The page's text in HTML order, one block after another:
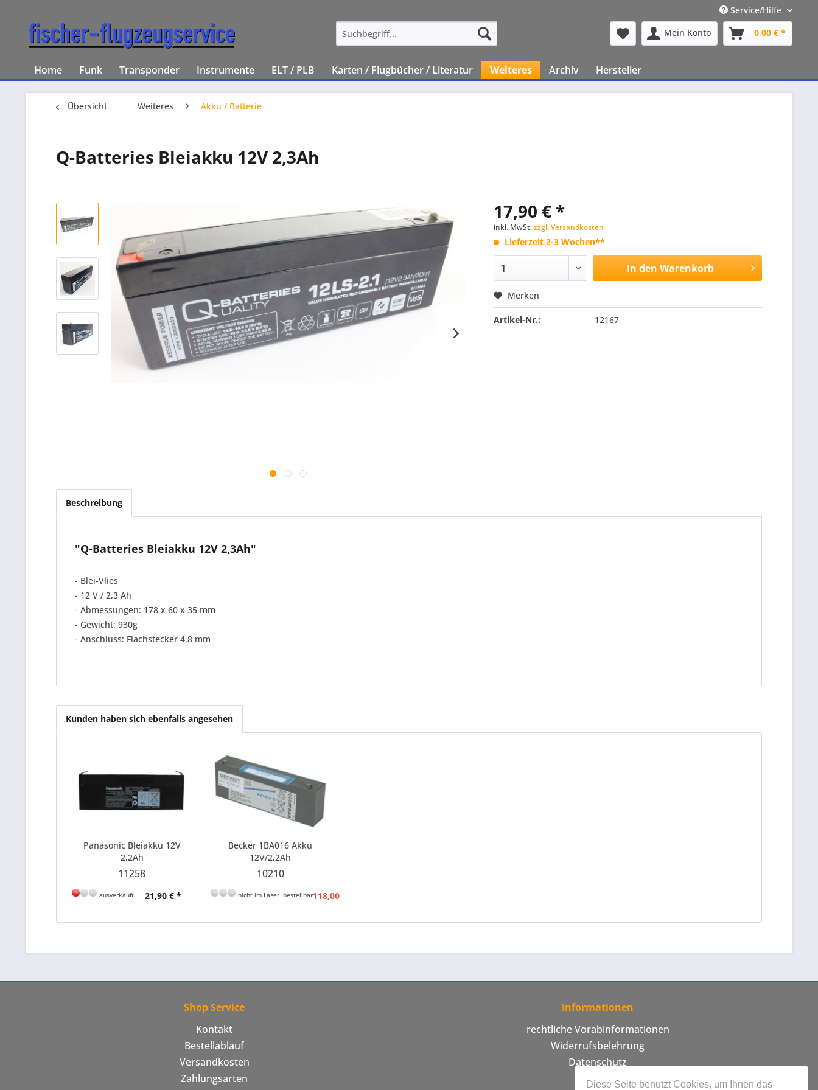
Diese Seite benutzt Cookies, um Ihnen das
Service/Hilfe
Mein Konto
0,00 € *
Home Funk Transponder Instrumente ELT / PLB Karten / Flugbücher / Literatur Weiteres Archiv Hersteller
Übersicht Weiteres Akku / Batterie
Q-Batteries Bleiakku 12V 2,3Ah
17,90 € *
inkl. MwSt.zzgl. Versandkosten
Lieferzeit 2-3 Wochen**
In den Warenkorb
Merken
Artikel-Nr.: 12167
Beschreibung
"Q-Batteries Bleiakku 12V 2,3Ah"
- Blei-Vlies
- 12 V / 2,3 Ah
- Abmessungen: 178 x 60 x 35 mm
- Gewicht: 930g
- Anschluss: Flachstecker 4.8 mm
Kunden haben sich ebenfalls angesehen
Panasonic Bleiakku 12V
2,2Ah
11258
ausverkauft 21,90 € *
Becker 1BA016 Akku
12V/2,2Ah
10210
nicht im Lager, bestellbar118,00 € *
Shop Service
Kontakt
Bestellablauf
Versandkosten
Zahlungsarten
Informationen
rechtliche Vorabinformationen
Widerrufsbelehrung
Datenschutz
AGB